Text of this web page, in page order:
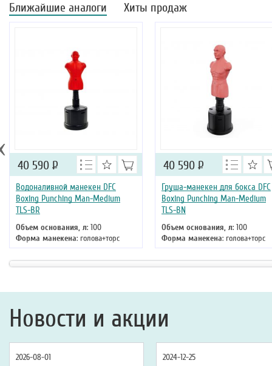
Ближайшие аналоги Хиты продаж
Водоналивной манекен DFC
Boxing Punching Man-Medium
TLS-BR
Объем основания, л: 100
Форма манекена: голова+торс
Высота: 163 см
40 590 Р
Груша-манекен для бокса DFC
Boxing Punching Man-Medium
TLS-BN
Объем основания, л: 100
Форма манекена: голова+торс
Высота: 168
40 590 Р
Новости и акции
2026-08-01 2024-12-25